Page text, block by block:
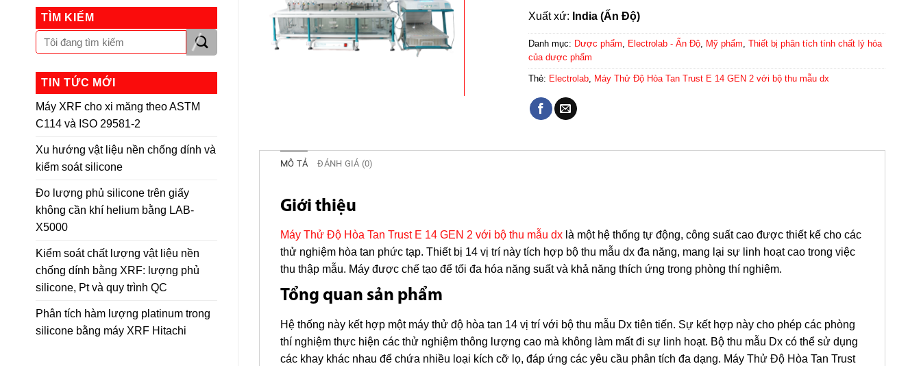
TÌM KIẾM
TIN TỨC MỚI
Máy XRF cho xi măng theo ASTM
C114 và ISO 29581-2
Xu hướng vật liệu nền chống dính và
kiểm soát silicone
Đo lượng phủ silicone trên giấy
không cần khí helium bằng LAB-
X5000
Kiểm soát chất lượng vật liệu nền
chống dính bằng XRF: lượng phủ
silicone, Pt và quy trình QC
Phân tích hàm lượng platinum trong
silicone bằng máy XRF Hitachi
Xuất xứ: India (Ấn Độ)
Danh mục: Dược phẩm Electrolab - Ấn Độ Mỹ phẩm ,Thiết bị phân tích tính chất lý hóa
của dược phẩm
Thẻ: Electrolab Máy Thử Độ Hòa Tan Trust E 14 GEN 2 với bộ thu mẫu dx
MÔ TẢ ĐÁNH GIÁ (0)
Giới thiệu
Máy Thử Độ Hòa Tan Trust E 14 GEN 2 với bộ thu mẫu dx là một hệ thống tự động, công suất cao được thiết kế cho các
thử nghiệm hòa tan phức tạp. Thiết bị 14 vị trí này tích hợp bộ thu mẫu dx đa năng, mang lại sự linh hoạt cao trong việc
thu thập mẫu. Máy được chế tạo để tối đa hóa năng suất và khả năng thích ứng trong phòng thí nghiệm.
Tổng quan sản phẩm
Hệ thống này kết hợp một máy thử độ hòa tan 14 vị trí với bộ thu mẫu Dx tiên tiến. Sự kết hợp này cho phép các phòng
thí nghiệm thực hiện các thử nghiệm thông lượng cao mà không làm mất đi sự linh hoạt. Bộ thu mẫu Dx có thể sử dụng
các khay khác nhau để chứa nhiều loại kích cỡ lọ, đáp ứng các yêu cầu phân tích đa dạng. Máy Thử Độ Hòa Tan Trust